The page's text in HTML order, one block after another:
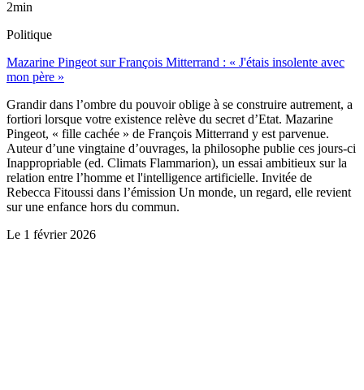
2min
Politique
Mazarine Pingeot sur François Mitterrand : « J'étais insolente avec
mon père »
Grandir dans l’ombre du pouvoir oblige à se construire autrement, a
fortiori lorsque votre existence relève du secret d’Etat. Mazarine
Pingeot, « fille cachée » de François Mitterrand y est parvenue.
Auteur d’une vingtaine d’ouvrages, la philosophe publie ces jours-ci
Inappropriable (ed. Climats Flammarion), un essai ambitieux sur la
relation entre l’homme et l'intelligence artificielle. Invitée de
Rebecca Fitoussi dans l’émission Un monde, un regard, elle revient
sur une enfance hors du commun.
Le 1 février 2026